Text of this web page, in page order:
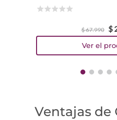
$67.990 $
Ventajas de